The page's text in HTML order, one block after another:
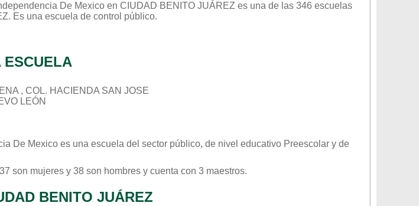
De Mexico en CIUDAD BENITO JUÁREZ es una de las 346 escuelas
. Es una escuela de control público.
ESCUELA
, COL. HACIENDA SAN JOSE
LEÓN
De Mexico es una escuela del sector público, de nivel educativo Preescolar y de
son mujeres y 38 son hombres y cuenta con 3 maestros.
BENITO JUÁREZ